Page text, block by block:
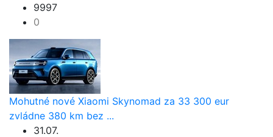
9997
0
Mohutné nové Xiaomi Skynomad za 33 300 eur
zvládne 380 km bez ...
31.07.